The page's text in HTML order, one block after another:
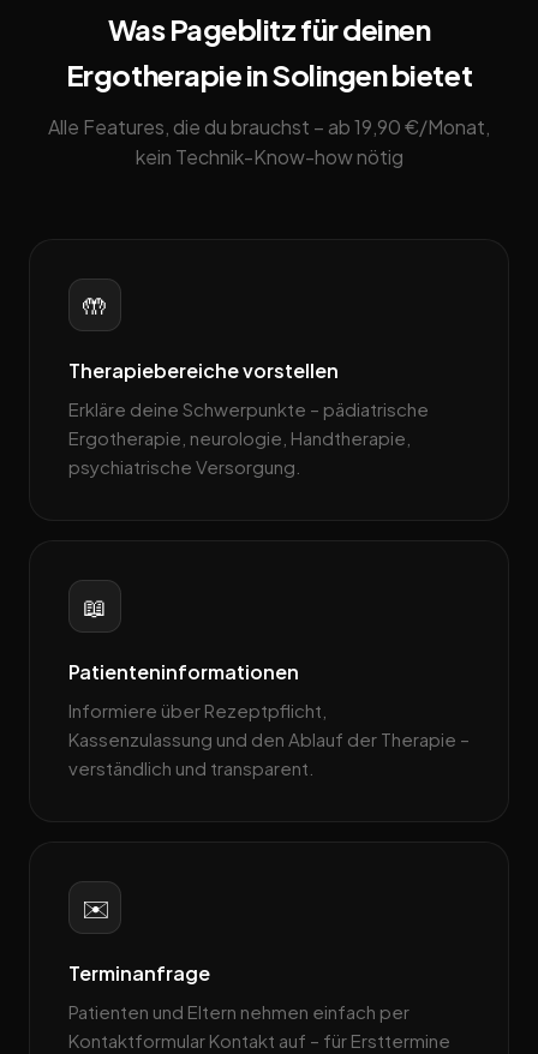
Was Pageblitz für deinen
Ergotherapie in Solingen bietet
Alle Features, die du brauchst – ab 19,90 €/Monat,
kein Technik-Know-how nötig
🤲
Therapiebereiche vorstellen
Erkläre deine Schwerpunkte – pädiatrische
Ergotherapie, neurologie, Handtherapie,
psychiatrische Versorgung.
📖
Patienteninformationen
Informiere über Rezeptpflicht,
Kassenzulassung und den Ablauf der Therapie –
verständlich und transparent.
✉️
Terminanfrage
Patienten und Eltern nehmen einfach per
Kontaktformular Kontakt auf – für Ersttermine